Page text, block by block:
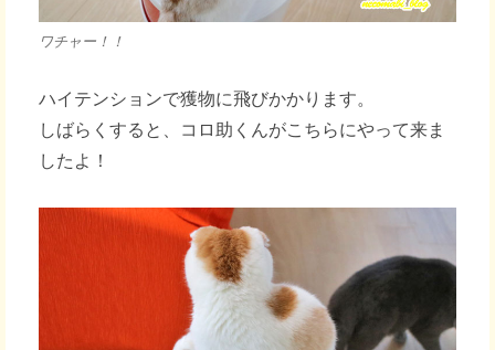
ワチャー！！
ハイテンションで獲物に飛びかかります。
しばらくすると、コロ助くんがこちらにやって来ま
したよ！